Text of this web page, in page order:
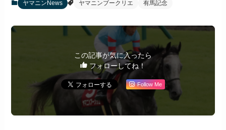
ヤマニンNews ヤマニンブークリエ 有馬記念
この記事が気に入ったら
フォローしてね！
Follow Me